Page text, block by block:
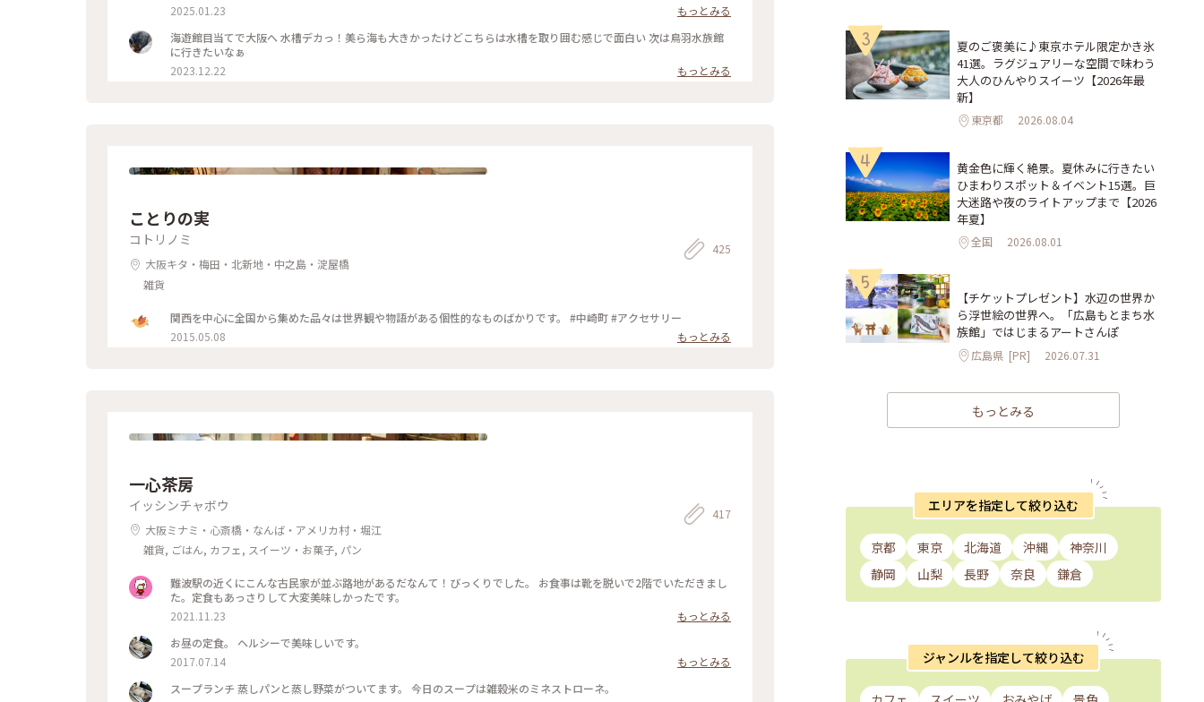
2025.01.23
もっとみる
海遊館目当てで大阪へ 水槽デカっ！美ら海も大きかったけどこちらは水槽を取り囲む感じで面白い 次は鳥羽水族館
に行きたいなぁ
2023.12.22
もっとみる
ことりの実
コトリノミ
大阪キタ・梅田・北新地・中之島・淀屋橋
雑貨
425
関西を中心に全国から集めた品々は世界観や物語がある個性的なものばかりです。 #中崎町 #アクセサリー
2015.05.08
もっとみる
一心茶房
イッシンチャボウ
大阪ミナミ・心斎橋・なんば・アメリカ村・堀江
雑貨, ごはん, カフェ, スイーツ・お菓子, パン
417
難波駅の近くにこんな古民家が並ぶ路地があるだなんて！びっくりでした。 お食事は靴を脱いで2階でいただきまし
た。定食もあっさりして大変美味しかったです。
2021.11.23
もっとみる
お昼の定食。 ヘルシーで美味しいです。
2017.07.14
もっとみる
スープランチ 蒸しパンと蒸し野菜がついてます。 今日のスープは雑穀米のミネストローネ。
3
夏のご褒美に♪東京ホテル限定かき氷
41選。ラグジュアリーな空間で味わう
大人のひんやりスイーツ【2026年最
新】
東京都 2026.08.04
4
黄金色に輝く絶景。夏休みに行きたい
ひまわりスポット＆イベント15選。巨
大迷路や夜のライトアップまで【2026
年夏】
全国 2026.08.01
5
【チケットプレゼント】水辺の世界か
ら浮世絵の世界へ。「広島もとまち水
族館」ではじまるアートさんぽ
広島県 [PR] 2026.07.31
もっとみる
エリアを指定して絞り込む
京都 東京 北海道 沖縄
神奈川
静岡
山梨 長野 奈良 鎌倉
ジャンルを指定して絞り込む